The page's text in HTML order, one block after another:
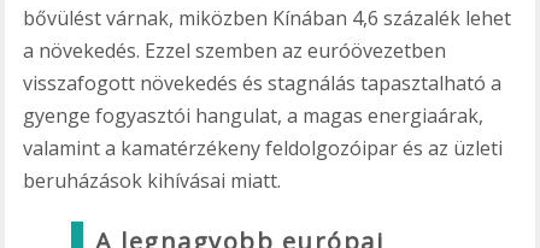
bővülést várnak, miközben Kínában 4,6 százalék lehet
a növekedés. Ezzel szemben az euróövezetben
visszafogott növekedés és stagnálás tapasztalható a
gyenge fogyasztói hangulat, a magas energiaárak,
valamint a kamatérzékeny feldolgozóipar és az üzleti
beruházások kihívásai miatt.
A legnagyobb európai